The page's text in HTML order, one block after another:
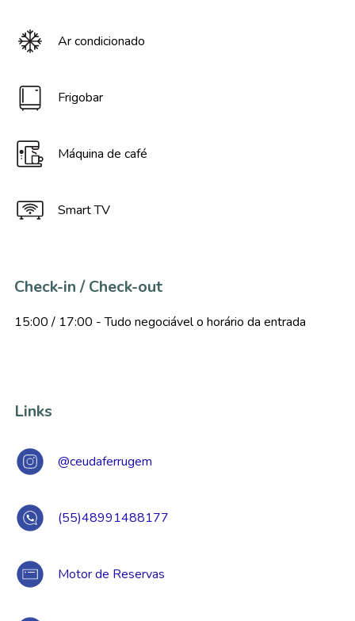
Ar condicionado
Frigobar
Máquina de café
Smart TV
Check-in / Check-out
15:00 / 17:00 - Tudo negociável o horário da entrada
Links
@ceudaferrugem
(55)48991488177
Motor de Reservas